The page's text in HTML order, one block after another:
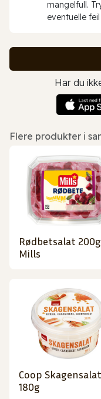
mangelfull.
eventuelle
Har du
Flere produkter i
Rødbetsalat 200g
Mills
Coop Skagensalat
180g